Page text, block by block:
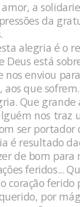
a
da
alegria é o
Deus está
nos enviou
que sofrem.
Que grande
nos traz
ser portador
é resultado
de bom para
feridos...
coração ferido
por